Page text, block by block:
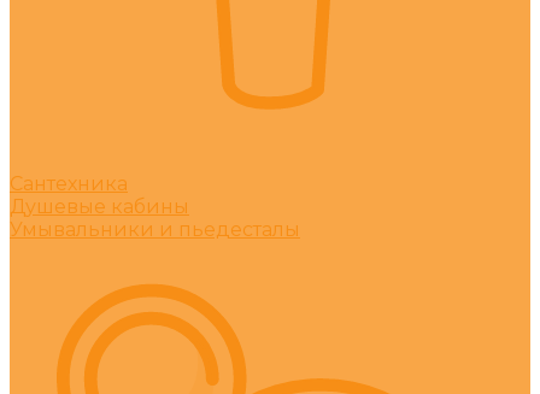
Сантехника
Душевые кабины
Умывальники и пьедесталы